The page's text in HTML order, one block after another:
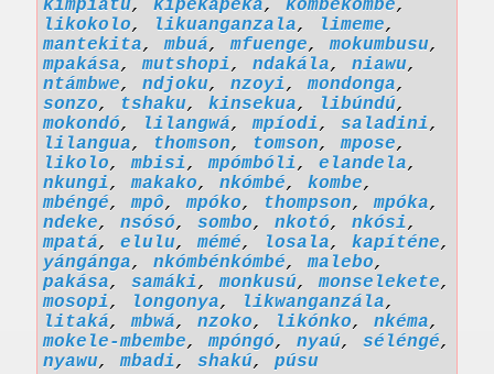
kimpiatu, kipekapeka, kombekombe,
likokolo, likuanganzala, limeme,
mantekita,mbuá,mfuenge,mokumbusu,
mpakása,mutshopi, ndakála, niawu,
ntámbwe, ndjoku, nzoyi,mondonga,
sonzo, tshaku, kinsekua, libúndú,
mokondó, lilangwá,mpíodi, saladini,
lilangua, thomson, tomson,mpose,
likolo,mbisi,mpómbóli, elandela,
nkungi,makako, nkómbé, kombe,
mbéngé,mpô,mpóko, thompson,mpóka,
ndeke, nsósó, sombo, nkotó, nkósi,
mpatá, elulu,mémé, losala, kapíténe,
yángánga, nkómbénkómbé,malebo,
pakása, samáki,monkusú,monselekete,
mosopi, longonya, likwanganzála,
litaká,mbwá, nzoko, likónko, nkéma,
mokele-mbembe,mpóngó, nyaú, séléngé,
nyawu,mbadi, shakú, púsu